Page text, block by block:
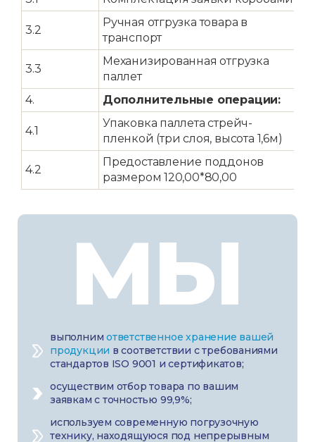
3.2
Ручная отгрузка товара в
транспорт
3.3
Механизированная отгрузка
паллет
4. Дополнительные операции:
4.1
Упаковка паллета стрейч-
пленкой (три слоя, высота 1,6м)
4.2
Предоставление поддонов
размером 120,00*80,00
МЫ
выполнимответственное хранение вашей
продукции в соответствии с требованиями
стандартов ISO 9001 и сертификатов;
осуществим отбор товара по вашим
заявкам с точностью 99,9%;
используем современную погрузочную
технику, находящуюся под непрерывным